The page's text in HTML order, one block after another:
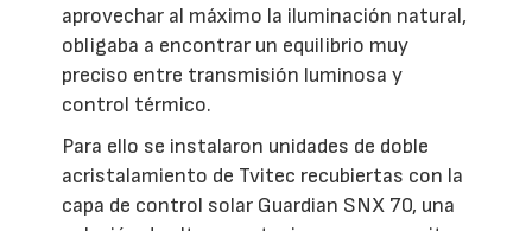
aprovechar al máximo la iluminación natural,
obligaba a encontrar un equilibrio muy
preciso entre transmisión luminosa y
control térmico.
Para ello se instalaron unidades de doble
acristalamiento de Tvitec recubiertas con la
capa de control solar Guardian SNX 70, una